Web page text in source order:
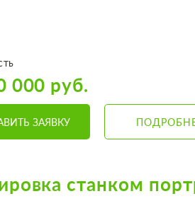
000 руб.
ЗАЯВКУ
станком